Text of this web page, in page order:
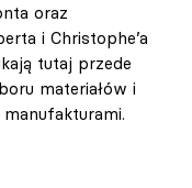
oraz
i Christophe’a
tutaj przede
materiałów i